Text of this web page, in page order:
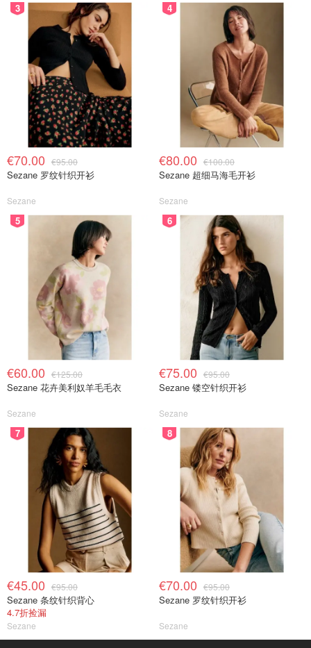
3
€70.00 €95.00
Sezane 罗纹针织开衫
Sezane
4
€80.00 €100.00
Sezane 超细马海毛开衫
Sezane
5
€60.00 €125.00
Sezane 花卉美利奴羊毛毛衣
Sezane
6
€75.00 €95.00
Sezane 镂空针织开衫
Sezane
7
€45.00 €95.00
Sezane 条纹针织背心
4.7折捡漏
Sezane
8
€70.00 €95.00
Sezane 罗纹针织开衫
Sezane